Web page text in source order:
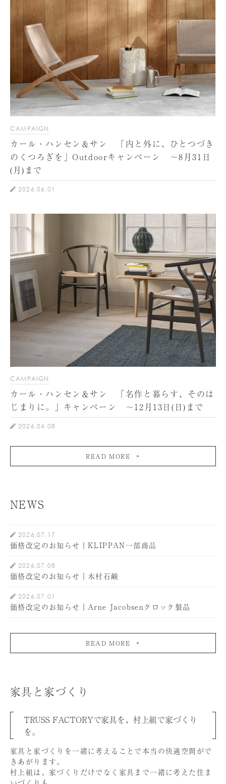
CAMPAIGN
カール・ハンセン＆サン 「内と外に、ひとつづき
のくつろぎを」Outdoorキャンペーン ～8月31日
(月)まで
2026.06.01
CAMPAIGN
カール・ハンセン＆サン 「名作と暮らす、そのは
じまりに。」キャンペーン ～12月13日(日)まで
2026.04.08
READ MORE
NEWS
2026.07.17
価格改定のお知らせ｜KLIPPAN一部商品
2026.07.08
価格改定のお知らせ｜木村石鹸
2026.07.01
価格改定のお知らせ｜Arne Jacobsenクロック製品
READ MORE
家具と家づくり
TRUSS FACTORYで家具を、村上組で家づくり
を。
家具と家づくりを⼀緒に考えることで本当の快適空間がで
きあがります。
村上組は、家づくりだけでなく家具まで⼀緒に考えた住ま